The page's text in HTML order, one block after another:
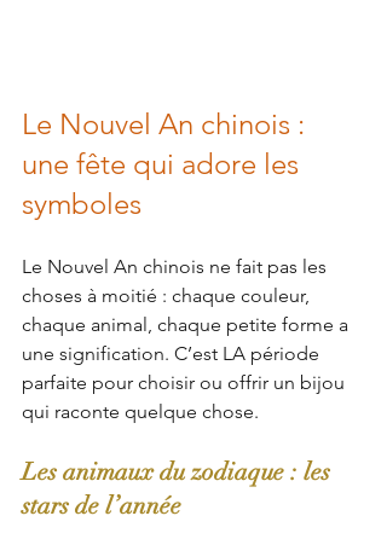
Le Nouvel An chinois :
une fête qui adore les
symboles
Le Nouvel An chinois ne fait pas les
choses à moitié : chaque couleur,
chaque animal, chaque petite forme a
une signification. C’est LA période
parfaite pour choisir ou offrir un bijou
qui raconte quelque chose.
Les animaux du zodiaque : les
stars de l’année